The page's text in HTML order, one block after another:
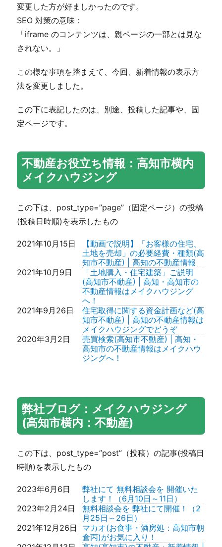
ム済住宅 2,599万円（税込）
2026年7月31日
高知市南万々新築住宅D号地
4,410万円 (税込) 3LDK168.96㎡
宅 ①2,798万円（税込)4LDK
128.83㎡ (約38.97坪) 価格変更し
ました。
円（税込）3LDK96.31㎡（約
29.13坪）価格変更しました。
2026年7月28日
2026年7月27日
高知市長浜新築住宅 1,790万円
（税込）4LDK 206.51㎡(約62.46
坪)価格変更しました。
2026年7月26日
高知市朝倉丙リフォーム済住宅
1,499万円（税込）3LDK 83.50㎡
（約25.25坪）
2026年7月25日
高知市南万々新築住宅A号地 4,180
円 (税込) 3LDK141.19㎡（約42.71
2026年7月24日
高知市瀬戸西町3丁目 リフォーム
済住宅 2,099万円(税込）6DK
188.55㎡ (約57.03坪)
2026年7月23日
高知市一宮中町3丁目リフォーム
済住宅 2,199万円(税込）3LDK
100.84㎡ (約30.5坪)
高知市長浜売家・リフォーム住宅
1,380万円(税込） 4LDK 112.62㎡
(約34.06坪)価格変更しました。
高知市介良乙新築住宅 3,380円(税
込）3LDK164.97㎡（約49.90坪）
動画アップしました。
高知市十津5丁目 リフォーム済住
宅 1,349万円(税込） 3SLDK
宅 1,799万円(税込） 5DK132.23
㎡ (約39.99坪)
2026年7月18日
高知市百石町4丁目 リフォーム済
住宅 1,969万円（税込）3DK
した。
2026年7月17日
高知市横浜新町1丁目リフォーム済
住宅・2,549万円 （税込）4LDK
ました。
高知市福井町リフォーム済住宅
1,599万円（税込)3DK 127.55㎡
（約38.58坪）価格変更しまし
た。
高知市若草町 リフォーム済住宅
変更した方が好ましかったのです。
SEO 対策の意味：
「iframe のコンテンツは、親ページの一部とは見な
されない。」
この様な事項を踏まえて、今回、新着情報の表示方
法を変更しました。
この下に表記したのは、別途、投稿した記事や、固
定ページです。
不動産お役立ち情報：高知市横内
メイクハウジング
この下は、post_type=”page”（固定ページ）の投稿
(投稿日時順)を表示したもの
2021年10月15日
【動画で説明】「お客様の住宅、
土地を売却」の必要経費・種類(高
知市不動産) | 高知の不動産情報
2021年10月9日
「土地購入・住宅建築」ご説明
(高知市不動産) | 高知・高知市の
不動産情報はメイクハウジング
へ！
2021年9月26日
住宅取得に関する資金計画など(高
知市不動産) | 高知の不動産情報は
メイクハウジングでどうぞ
2020年3月2日
売買検索(高知市不動産) | 高知・
高知市の不動産情報はメイクハウ
ジングへ！
メイクハウジング・会社案内 | 高
知・高知市の不動産情報はメイク
ハウジング！
高知市区分けマップ | 高知・高知
市の不動産情報はメイクハウジン
2018年2月28日
プライバシーポリシー(高知市不動
産) | 高知・高知市の不動産情報は
メイクハウジングへ！
産) | 高知・高知市の不動産情報は
メイクハウジングへ！
2018年1月29日
住宅購入豆知識(高知市不動産) |
高知・高知市の不動産情報はメイ
クハウジング！
引越し豆知識(高知市不動産) | 高
弊社ブログ：メイクハウジング
(高知市横内：不動産)
この下は、post_type=”post”（投稿）の記事(投稿日
時順)を表示したもの
2023年6月6日
弊社にて 無料相談会を 開催いた
します！（6月10日～11日）
2023年2月24日
無料相談会を 弊社にて開催！（2
月25日～26日）
2021年12月26日
マカオ(お食事・酒房処：高知市朝
倉丙)がお気に入り！